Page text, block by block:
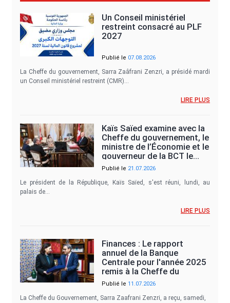
Un Conseil ministériel
restreint consacré au PLF
2027
Publié le 07.08.2026
La Cheffe du gouvernement, Sarra Zaâfrani Zenzri, a présidé mardi
un Conseil ministériel restreint (CMR)…
LIRE PLUS
Kaïs Saïed examine avec la
Cheffe du gouvernement, le
ministre de l’Économie et le
gouverneur de la BCT le…
Publié le 21.07.2026
Le président de la République, Kaïs Saïed, s'est réuni, lundi, au
palais de…
LIRE PLUS
Finances : Le rapport
annuel de la Banque
Centrale pour l'année 2025
remis à la Cheffe du
Gouvernement
Publié le 11.07.2026
La Cheffe du Gouvernement, Sarra Zaafrani Zenzri, a reçu, samedi,